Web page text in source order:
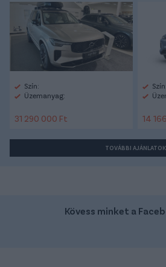
Szín:
Üzemanyag:
31 290 000 Ft 14
TOVÁBBI AJÁNLATOK
Kövess minket a